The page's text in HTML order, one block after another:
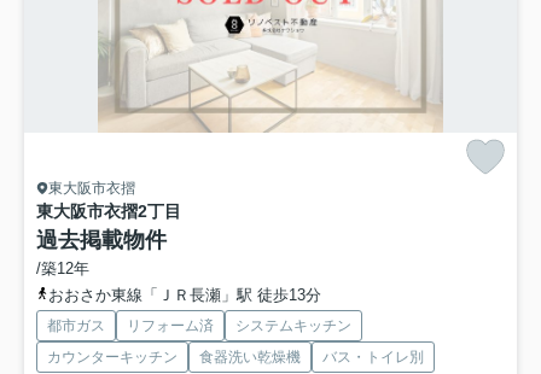
東大阪市衣摺
東大阪市衣摺2丁目
過去掲載物件
/築12年
おおさか東線「ＪＲ長瀬」駅 徒歩13分
都市ガス リフォーム済
システムキッチン
カウンターキッチン
食器洗い乾燥機 バス・トイレ別